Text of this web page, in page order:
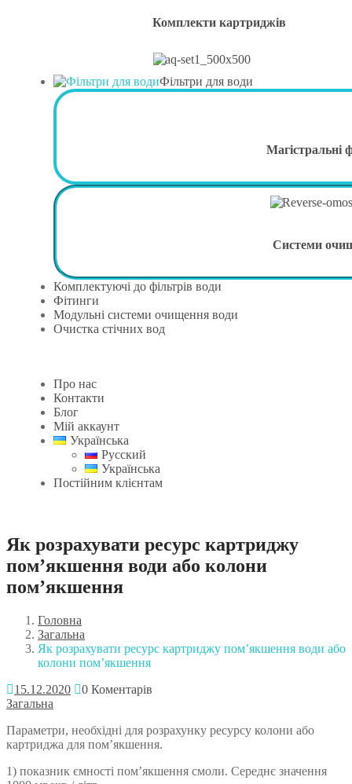
Комплекти картриджів
Фільтри для води
Магістральні
Системи
Комплектуючі до фільтрів води
Фітинги
Модульні системи очищення води
Очистка стічних вод
Про нас
Контакти
Блог
Мій аккаунт
Українська
Русский
Українська
Постійним клієнтам
Як розрахувати ресурс картриджу
пом’якшення води або колони
пом’якшення
Головна
Загальна
Як розрахувати ресурс картриджу пом’якшення води або
колони пом’якшення
15.12.2020
0 Коментарів
Загальна
Параметри, необхідні для розрахунку ресурсу колони або
картриджа для пом’якшення.
1) показник ємності пом’якшення смоли. Середнє значення